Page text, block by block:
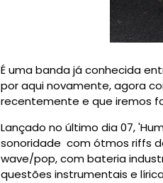
É uma banda já conhecida
por aqui novamente, agora
recentemente e que iremos
Lançado no último dia 07,
sonoridade com ótmos riffs
wave/pop, com bateria
questões instrumentais e